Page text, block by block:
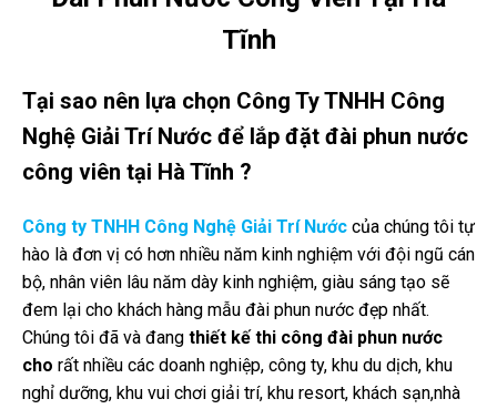
Tĩnh
Tại sao nên lựa chọn Công Ty TNHH Công
Nghệ Giải Trí Nước để lắp đặt đài phun nước
công viên tại Hà Tĩnh ?
Công ty TNHH Công Nghệ Giải Trí Nước của chúng tôi tự
hào là đơn vị có hơn nhiều năm kinh nghiệm với đội ngũ cán
bộ, nhân viên lâu năm dày kinh nghiệm, giàu sáng tạo sẽ
đem lại cho khách hàng mẫu đài phun nước đẹp nhất.
Chúng tôi đã và đang thiết kế thi công đài phun nước
cho rất nhiều các doanh nghiệp, công ty, khu du dịch, khu
nghỉ dưỡng, khu vui chơi giải trí, khu resort, khách sạn,nhà